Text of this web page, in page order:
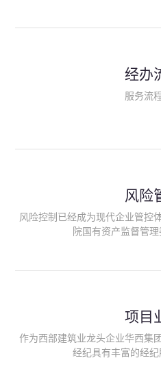
险、政府公共安全责任保险/自然
人责任险、首台套/首版次保险、
险产品；（六）保险招投标业务
供专业、优质的
经办
服务流
风险
风险控制已经成为现代企业管控
院国有资产监督管理
能够为客户降低风险管理成本，
从风险评估、风险分析、风险防
等全方位、全过程、专家式的服
项目
作为西部建筑业龙头企业华西集
经纪具有丰富的经纪